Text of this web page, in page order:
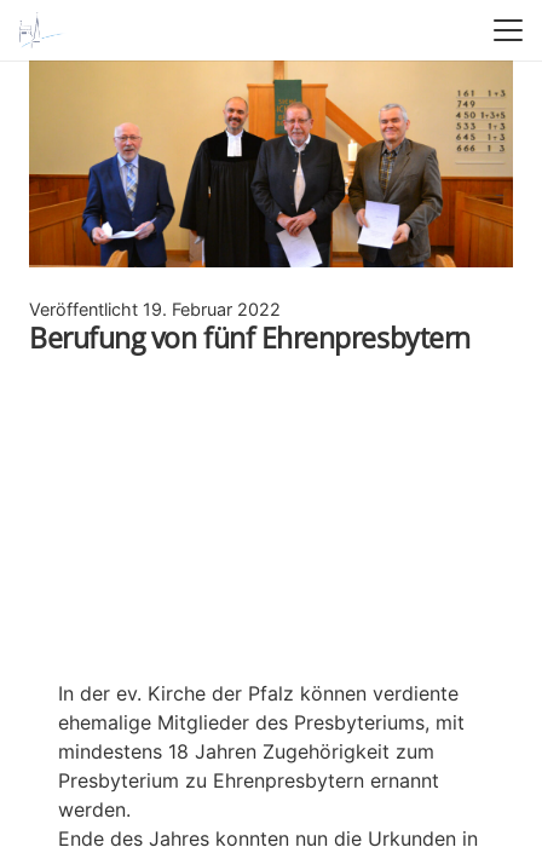
Veröffentlicht 19. Februar 2022
Berufung von fünf Ehrenpresbytern
In der ev. Kirche der Pfalz können verdiente
ehemalige Mitglieder des Presbyteriums, mit
mindestens 18 Jahren Zugehörigkeit zum
Presbyterium zu Ehrenpresbytern ernannt
werden.
Ende des Jahres konnten nun die Urkunden in